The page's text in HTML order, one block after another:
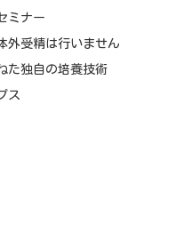
ミナー
外受精は行いません
た独自の培養技術
ス